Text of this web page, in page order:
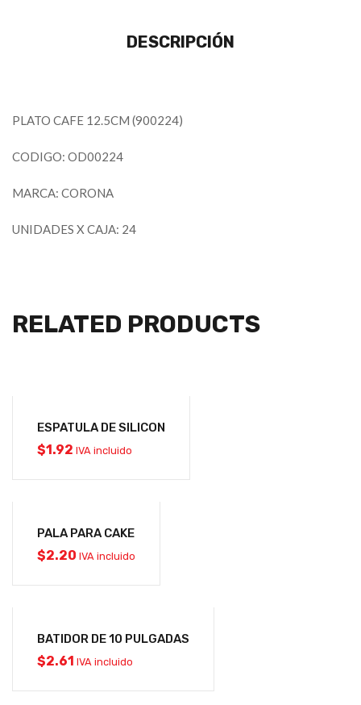
DESCRIPCIÓN
PLATO CAFE 12.5CM (900224)
CODIGO: OD00224
MARCA: CORONA
UNIDADES X CAJA: 24
RELATED PRODUCTS
ESPATULA DE SILICON
$1.92 IVA incluido
PALA PARA CAKE
$2.20 IVA incluido
BATIDOR DE 10 PULGADAS
$2.61 IVA incluido